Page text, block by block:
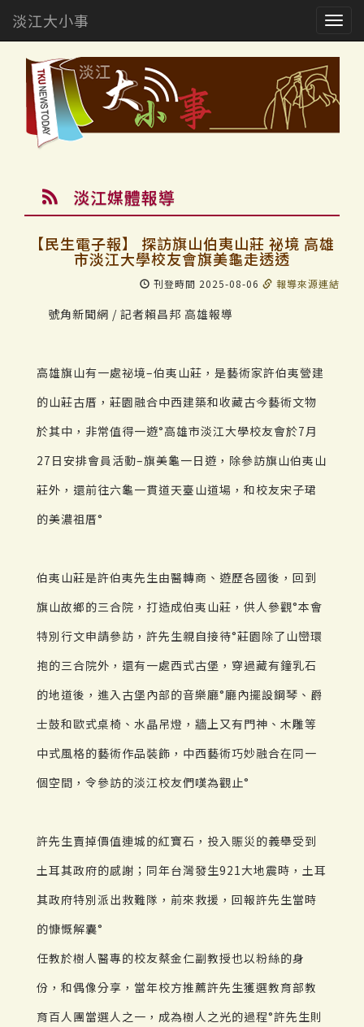
淡江大小事
淡江媒體報導
【民生電子報】 探訪旗山伯夷山莊 祕境 高雄
市淡江大學校友會旗美龜走透透
刊登時間 2025-08-06 報導來源連結
號角新聞網 / 記者賴昌邦 高雄報導
高雄旗山有一處祕境–伯夷山莊，是藝術家許伯夷營建
的山莊古厝，莊園融合中西建築和收藏古今藝術文物
於其中，非常值得一遊°高雄市淡江大學校友會於7月
27日安排會員活動–旗美龜一日遊，除參訪旗山伯夷山
莊外，還前往六龜一貫道天臺山道場，和校友宋子珺
的美濃祖厝°
伯夷山莊是許伯夷先生由醫轉商、遊歷各國後，回到
旗山故鄉的三合院，打造成伯夷山莊，供人參觀°本會
特別行文申請參訪，許先生親自接待°莊園除了山巒環
抱的三合院外，還有一處西式古堡，穿過藏有鐘乳石
的地道後，進入古堡內部的音樂廳°廳內擺設鋼琴、爵
士鼓和歐式桌椅、水晶吊燈，牆上又有門神、木雕等
中式風格的藝術作品裝飾，中西藝術巧妙融合在同一
個空間，令參訪的淡江校友們嘆為觀止°
許先生賣掉價值連城的紅寶石，投入賑災的義舉受到
土耳其政府的感謝；同年台灣發生921大地震時，土耳
其政府特別派出救難隊，前來救援，回報許先生當時
的慷慨解囊°
任教於樹人醫專的校友蔡金仁副教授也以粉絲的身
份，和偶像分享，當年校方推薦許先生獲選教育部教
育百人團當選人之一，成為樹人之光的過程°許先生則